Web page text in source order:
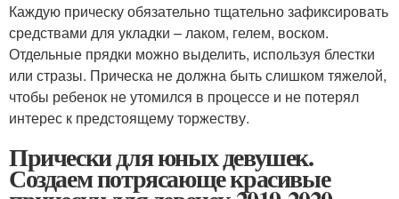
Каждую прическу обязательно тщательно зафиксировать
средствами для укладки – лаком, гелем, воском.
Отдельные прядки можно выделить, используя блестки
или стразы. Прическа не должна быть слишком тяжелой,
чтобы ребенок не утомился в процессе и не потерял
интерес к предстоящему торжеству.
Прически для юных девушек.
Создаем потрясающе красивые